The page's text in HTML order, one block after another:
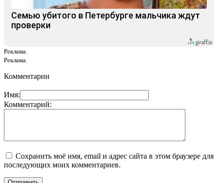
Семью убитого в Петербурге мальчика ждут
проверки
Реклама.
Реклама.
Комментарии
Имя:
Комментарий:
Сохранить моё имя, email и адрес сайта в этом браузере для
последующих моих комментариев.